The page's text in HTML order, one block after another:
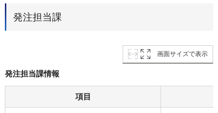
発注担当課
画面サイズで表示
発注担当課情報
項目